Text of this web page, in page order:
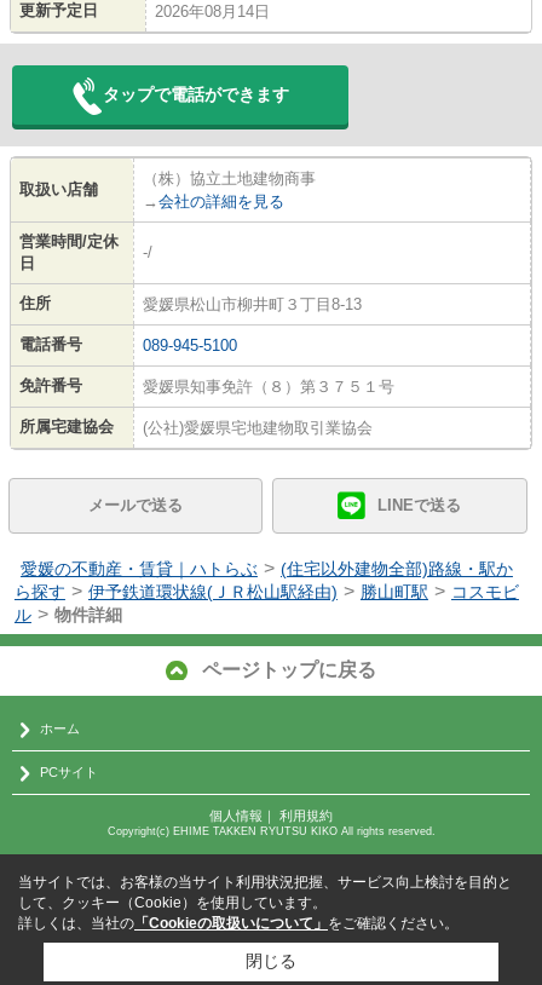
更新予定日 2026年08月14日
タップで電話ができます
取扱い店舗
（株）協立土地建物商事
→ 会社の詳細を見る
営業時間/定休
日
-/
住所 愛媛県松山市柳井町３丁目8-13
電話番号 089-945-5100
免許番号 愛媛県知事免許（８）第３７５１号
所属宅建協会 (公社)愛媛県宅地建物取引業協会
メールで送る LINEで送る
愛媛の不動産・賃貸｜ハトらぶ > (住宅以外建物全部)路線・駅か
ら探す > 伊予鉄道環状線(ＪＲ松山駅経由) > 勝山町駅 > コスモビ
ル > 物件詳細
ページトップに戻る
ホーム
PCサイト
個人情報 ｜ 利用規約
Copyright(c) EHIME TAKKEN RYUTSU KIKO All rights reserved.
当サイトでは、お客様の当サイト利用状況把握、サービス向上検討を目的と
して、クッキー（Cookie）を使用しています。
詳しくは、当社の 「Cookieの取扱いについて」 をご確認ください。
閉じる